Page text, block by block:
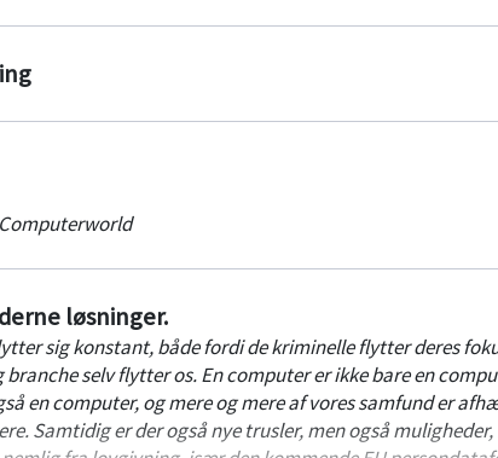
Computerworld
løsninger.
sig konstant, både fordi de kriminelle flytter deres
selv flytter os. En computer er ikke bare en
en computer, og mere og mere af vores samfund er
Samtidig er der også nye trusler, men også